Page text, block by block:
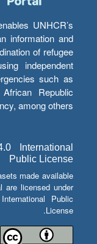
UNHCR’s
information and
of refugee
independent
such as
Republic
among others.
International
Public License
made available
are licensed under
Public
License.